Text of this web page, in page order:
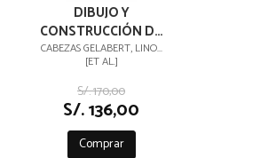
DIBUJO Y
CONSTRUCCIÓN DE
LA REALIDAD 2 :
ARQUITECTURA,
PROYECTO, DISEÑO,
INGENIERÍA, DIBUJO
TÉCNICO
CABEZAS GELABERT, LINO...
[ET AL.]
S/. 170,00
S/. 136,00
Comprar